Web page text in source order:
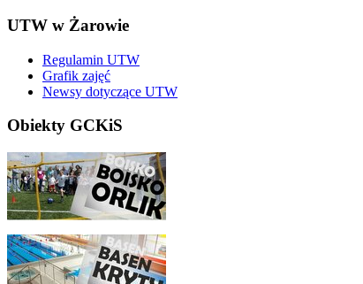
UTW w Żarowie
Regulamin UTW
Grafik zajęć
Newsy dotyczące UTW
Obiekty GCKiS